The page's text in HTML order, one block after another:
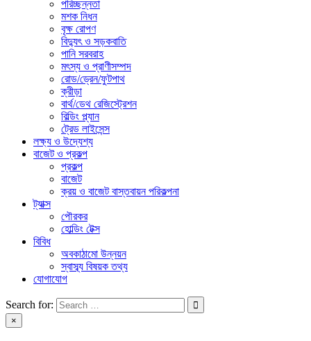
পরিচ্ছন্নতা
মশক নিধন
বৃক্ষ রোপণ
বিদ্যুৎ ও সড়কবাতি
পানি সরবরাহ
মৎস্য ও প্রাণীসম্পদ
রোড/ড্রেন/ফুটপাথ
ক্রীড়া
বার্থ/ডেথ রেজিস্ট্রেশন
বিল্ডিং প্ল্যান
ট্রেড লাইসেন্স
লক্ষ্য ও উদ্যেশ্য
বাজেট ও প্রকল্প
প্রকল্প
বাজেট
ক্রয় ও বাজেট বাস্তবায়ন পরিকল্পনা
ট্যাক্স
পৌরকর
হোল্ডিং টেক্স
বিবিধ
অবকাঠামো উন্নয়ন
স্বাস্ব্য বিষয়ক তথ্য
যোগাযোগ
Search for:
×